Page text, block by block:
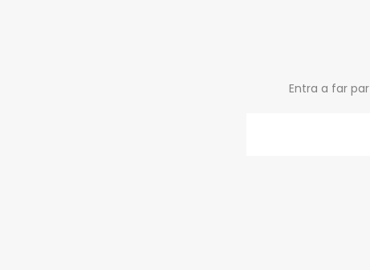
Entra a far